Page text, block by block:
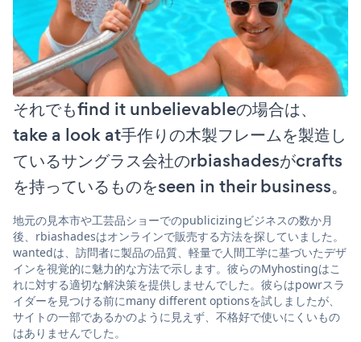
それでもfind it unbelievableの場合は、
take a look at手作りの木製フレームを製造し
ているサングラス会社のrbiashadesがcrafts
を持っているものをseen in their business。
地元の見本市や工芸品ショーでのpublicizingビジネスの数か月
後、rbiashadesはオンラインで販売する方法を探していました。
wantedは、訪問者に製品の品質、軽量で人間工学に基づいたデザ
インを視覚的に魅力的な方法で示します。彼らのMyhostingはこ
れに対する適切な解決策を提供しませんでした。彼らはpowrスラ
イダーを見つける前にmany different optionsを試しましたが、
サイトの一部であるかのように見えず、不格好で使いにくいもの
はありませんでした。